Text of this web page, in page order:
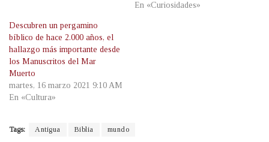
En «Curiosidades»
Descubren un pergamino
bíblico de hace 2.000 años, el
hallazgo más importante desde
los Manuscritos del Mar
Muerto
martes, 16 marzo 2021 9:10 AM
En «Cultura»
Tags: Antigua Biblia mundo